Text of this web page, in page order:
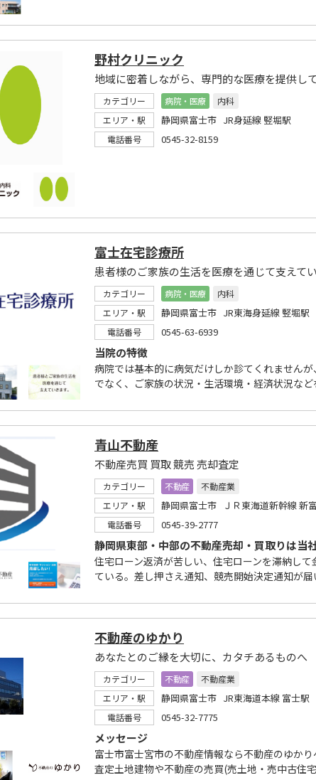
野村クリニック
地域に密着しながら、専門的な医療を提供し
カテゴリー 病院・医療
内科
エリア・駅
静岡県富士市 JR身延線 竪堀駅
電話番号 0545-32-8159
富士在宅診療所
患者様のご家族の生活を医療を通じて支えて
カテゴリー 病院・医療
内科
エリア・駅
静岡県富士市 JR東海身延線 竪堀駅
電話番号 0545-63-6939
当院の特徴
病院では基本的に病気だけしか診てくれません
でなく、ご家族の状況・生活環境・経済状況な
青山不動産
不動産売買 買取 競売 売却査定
カテゴリー 不動産
不動産業
エリア・駅
静岡県富士市 ＪＲ東海道新幹線 新
電話番号 0545-39-2777
静岡県東部・中部の不動産売却・買取りは当
住宅ローン返済が苦しい、住宅ローンを滞納し
ている。差し押さえ通知、競売開始決定通知が
不動産のゆかり
あなたとのご縁を大切に、カタチあるものへ
カテゴリー 不動産
不動産業
エリア・駅
静岡県富士市 JR東海道本線 富士駅
電話番号 0545-32-7775
メッセージ
富士市富士宮市の不動産情報なら不動産のゆか
査定土地建物や不動産の売買(売土地・売中古住